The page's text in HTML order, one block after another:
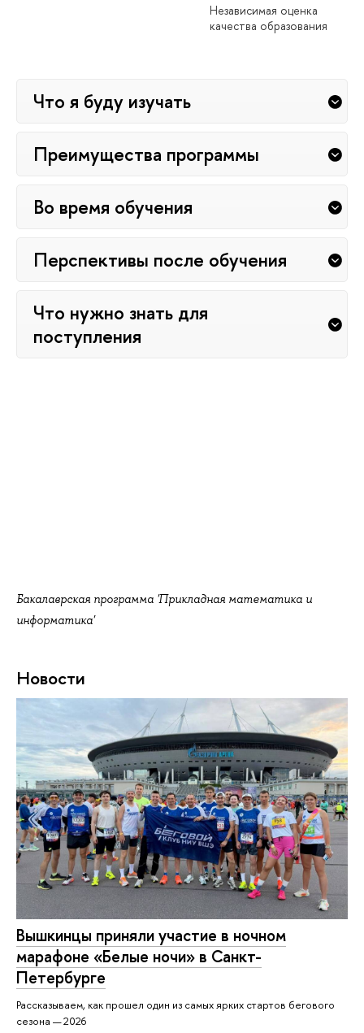
Независимая оценка
качества образования
Что я буду изучать
Преимущества программы
Во время обучения
Перспективы после обучения
Что нужно знать для
поступления
Бакалаврская программа 'Прикладная математика и
информатика'
Новости
Вышкинцы приняли участие в ночном
марафоне «Белые ночи» в Санкт-
Петербурге
Рассказываем, как прошел один из самых ярких стартов бегового
сезона — 2026